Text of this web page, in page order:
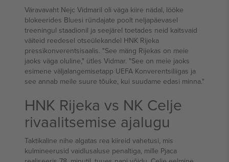
Väravavaht Nejc Vidmaril oli väga kiire nädal, lööke
blokeerides Bluesi ründajate poolt neljapäevasel
treeningul staadionil ja seejärel toetades neid kaitsvaid
väiteid reedesel otseülekandel HNK Rijeka
pressikonverentsisaalis. "See mäng Rijekas on meie
jaoks väga oluline," ütles Vidmar. "See on meie jaoks
esimene väljalangemisetapp UEFA Konverentsiliigas ja
see annab meile suure tõuke, kui suudame edasi minna."
HNK Rijeka vs NK Celje
rivaalitsemise ajalugu
Taktikaline nihe algatas rea kiireid vahetusi, mis
kulmineerusid vaidlusaluse penaltiga, mille Pjaca